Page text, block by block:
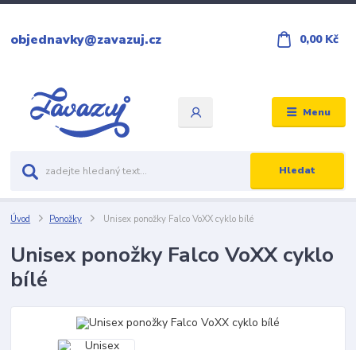
Menu
Hledat
objednavky@zavazuj.cz 0,00 Kč
Úvod Ponožky Unisex ponožky Falco VoXX cyklo bílé
Unisex ponožky Falco VoXX cyklo
bílé